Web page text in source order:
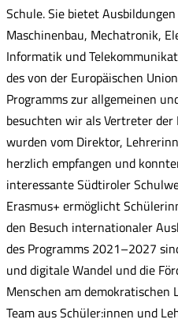
Schule. Sie bietet
Maschinenbau, Mechatronik,
Informatik und
des von der Europäischen
Programms zur allgemeinen
besuchten wir als Vertreter der
wurden vom Direktor,
herzlich empfangen und
interessante Südtiroler
Erasmus+ ermöglicht
den Besuch internationaler
des Programms 2021–2027
und digitale Wandel und die
Menschen am demokratischen
Team aus Schüler:innen und